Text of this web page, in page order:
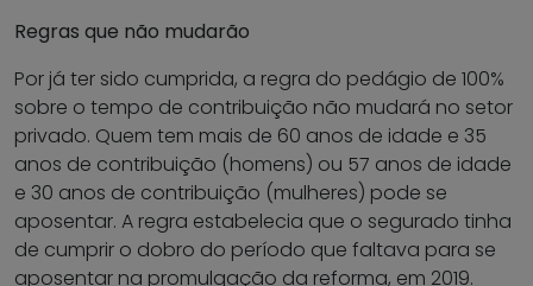
Regras que não mudarão
Por já ter sido cumprida, a regra do pedágio de 100%
sobre o tempo de contribuição não mudará no setor
privado. Quem tem mais de 60 anos de idade e 35
anos de contribuição (homens) ou 57 anos de idade
e 30 anos de contribuição (mulheres) pode se
aposentar. A regra estabelecia que o segurado tinha
de cumprir o dobro do período que faltava para se
aposentar na promulgação da reforma, em 2019.